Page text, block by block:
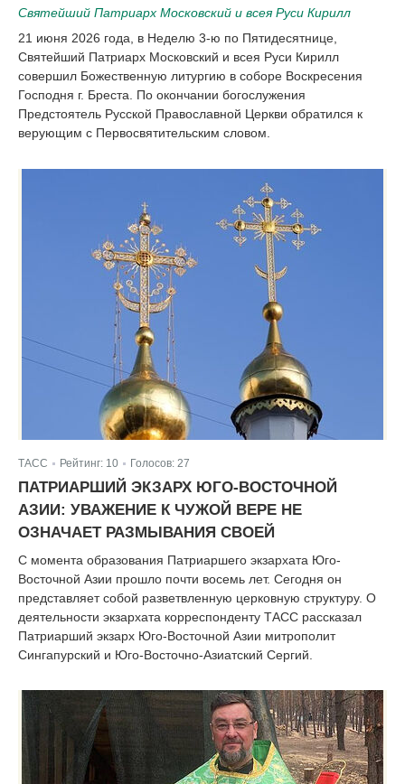
Святейший Патриарх Московский и всея Руси Кирилл
21 июня 2026 года, в Неделю 3-ю по Пятидесятнице,
Святейший Патриарх Московский и всея Руси Кирилл
совершил Божественную литургию в соборе Воскресения
Господня г. Бреста. По окончании богослужения
Предстоятель Русской Православной Церкви обратился к
верующим с Первосвятительским словом.
ТАСС Рейтинг: 10 Голосов: 27
ПАТРИАРШИЙ ЭКЗАРХ ЮГО-ВОСТОЧНОЙ
АЗИИ: УВАЖЕНИЕ К ЧУЖОЙ ВЕРЕ НЕ
ОЗНАЧАЕТ РАЗМЫВАНИЯ СВОЕЙ
С момента образования Патриаршего экзархата Юго-
Восточной Азии прошло почти восемь лет. Сегодня он
представляет собой разветвленную церковную структуру. О
деятельности экзархата корреспонденту ТАСС рассказал
Патриарший экзарх Юго-Восточной Азии митрополит
Сингапурский и Юго-Восточно-Азиатский Сергий.